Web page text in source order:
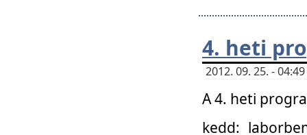
4. heti
2012. 09. 25. -
A 4. heti
kedd: